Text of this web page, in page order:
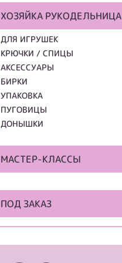
ХОЗЯЙКА РУКОДЕЛЬНИЦА
ДЛЯ ИГРУШЕК
КРЮЧКИ / СПИЦЫ
АКСЕССУАРЫ
БИРКИ
УПАКОВКА
ПУГОВИЦЫ
ДОНЫШКИ
МАСТЕР-КЛАССЫ
ПОД ЗАКАЗ